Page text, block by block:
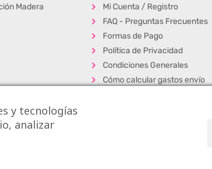
Madera
Mi Cuenta / Registro
FAQ - Preguntas Frecuentes
Formas de Pago
Política de Privacidad
Condiciones Generales
Cómo calcular gastos envío
y tecnologías
analizar